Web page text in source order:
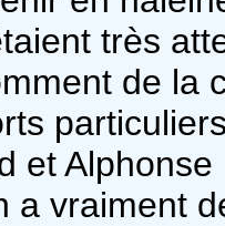
très
de la
et
a vraiment